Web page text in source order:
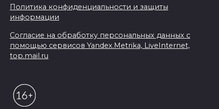
Политика конфиденциальности и защиты
информации
Согласие на обработку персональных данных с
помощью сервисов Yandex.Metrika, LiveInternet,
top.mail.ru